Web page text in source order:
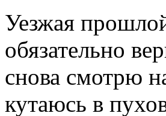
Уезжая
обязательно
снова смотрю
кутаюсь в